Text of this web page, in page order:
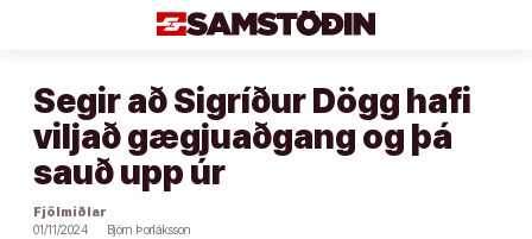
Segir að Sigríður Dögg hafi
viljað gægjuaðgang og þá
sauð upp úr
Fjölmiðlar
01/11/2024
Björn Þorláksson